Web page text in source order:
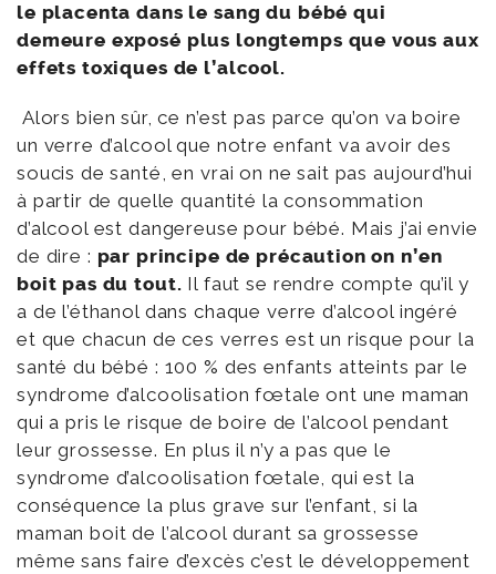
le placenta dans le sang du bébé qui
demeure exposé plus longtemps que vous aux
effets toxiques de l’alcool.
Alors bien sûr, ce n’est pas parce qu’on va boire
un verre d’alcool que notre enfant va avoir des
soucis de santé, en vrai on ne sait pas aujourd’hui
à partir de quelle quantité la consommation
d’alcool est dangereuse pour bébé. Mais j’ai envie
de dire : par principe de précaution on n’en
boit pas du tout. Il faut se rendre compte qu’il y
a de l’éthanol dans chaque verre d’alcool ingéré
et que chacun de ces verres est un risque pour la
santé du bébé : 100 % des enfants atteints par le
syndrome d’alcoolisation fœtale ont une maman
qui a pris le risque de boire de l’alcool pendant
leur grossesse. En plus il n’y a pas que le
syndrome d’alcoolisation fœtale, qui est la
conséquence la plus grave sur l’enfant, si la
maman boit de l’alcool durant sa grossesse
même sans faire d’excès c’est le développement